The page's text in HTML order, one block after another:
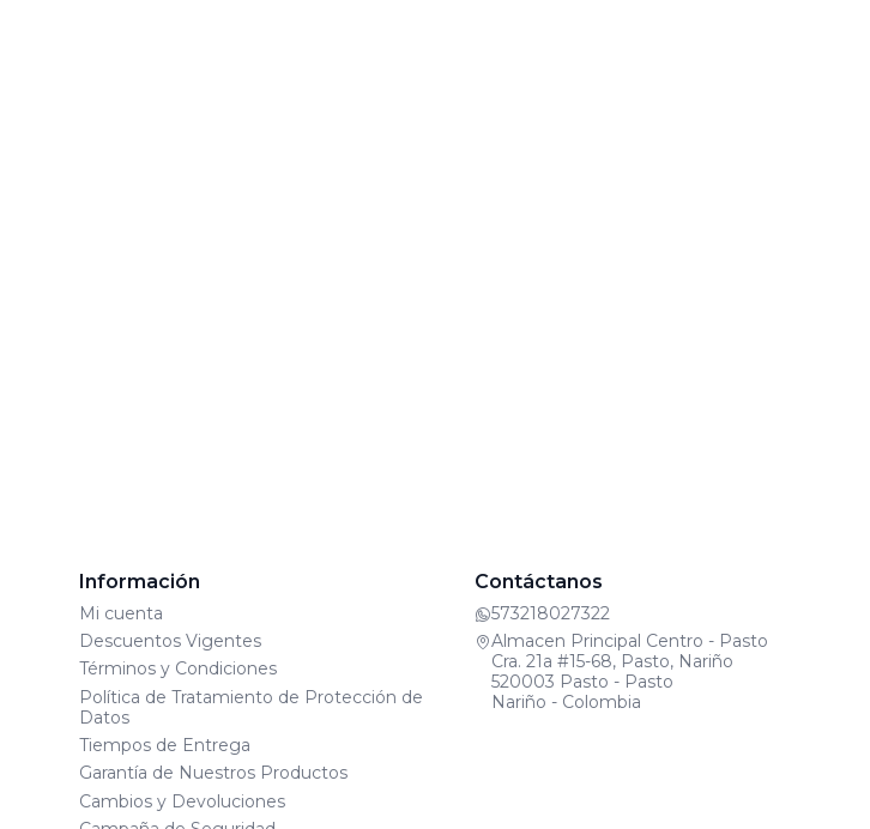
Información
Mi cuenta
Descuentos Vigentes
Términos y Condiciones
Política de Tratamiento de Protección de
Datos
Tiempos de Entrega
Garantía de Nuestros Productos
Cambios y Devoluciones
Contáctanos
573218027322
Almacen Principal Centro - Pasto
Cra. 21a #15-68, Pasto, Nariño
520003 Pasto - Pasto
Nariño - Colombia